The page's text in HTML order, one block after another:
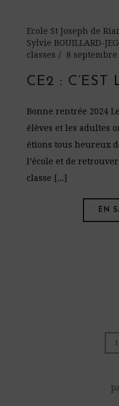
Ecole St Joseph de
Sylvie BOUILLARD-
classes
8 septembre
CE2 : C’EST
Bonne rentrée 2024
élèves et les adultes
étions tous heureux
l’école et de
classe [...]
EN
1